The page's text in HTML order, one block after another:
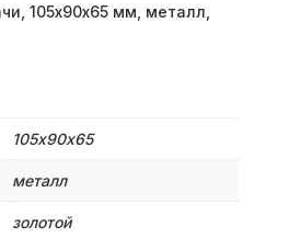
105х90х65 мм, металл,
105х90х65
металл
золотой